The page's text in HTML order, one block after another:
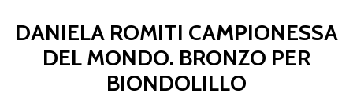
DANIELA ROMITI CAMPIONESSA
DEL MONDO. BRONZO PER
BIONDOLILLO